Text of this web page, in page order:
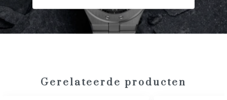
Gerelateerde producten